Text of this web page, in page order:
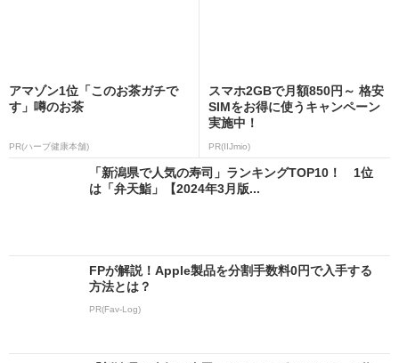
アマゾン1位「このお茶ガチで
す」噂のお茶
PR(ハーブ健康本舗)
スマホ2GBで月額850円～ 格安
SIMをお得に使うキャンペーン
実施中！
PR(IIJmio)
「新潟県で人気の寿司」ランキングTOP10！ 1位
は「弁天鮨」【2024年3月版...
FPが解説！Apple製品を分割手数料0円で入手する
方法とは？
PR(Fav-Log)